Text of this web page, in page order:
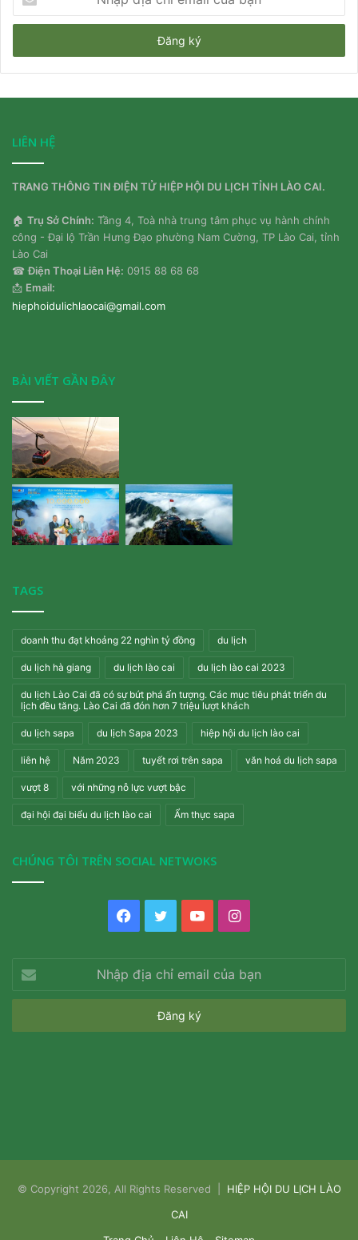
địa
chỉ
của
bạn
LIÊN HỆ
TRANG THÔNG TIN ĐIỆN TỬ HIỆP HỘI DU LỊCH TỈNH LÀO CAI.
🏠 Trụ Sở Chính: Tầng 4, Toà nhà trung tâm phục vụ hành chính
công - Đại lộ Trần Hưng Đạo phường Nam Cường, TP Lào Cai, tỉnh
Lào Cai
☎Điện Thoại Liên Hệ: 0915 88 68 68
📩 Email:
hiephoidulichlaocai@gmail.com
BÀI VIẾT GẦN ĐÂY
TAGS
doanh thu đạt khoảng 22 nghìn tỷ đồng du lịch
du lịch hà giang du lịch lào cai du lịch lào cai 2023
du lịch Lào Cai đã có sự bứt phá ấn tượng. Các mục tiêu phát triển du
lịch đều tăng. Lào Cai đã đón hơn 7 triệu lượt khách
du lịch sapa du lịch Sapa 2023 hiệp hội du lịch lào cai
liên hệ Năm 2023 tuyết rơi trên sapa văn hoá du lịch sapa
vượt 8 với những nỗ lực vượt bậc
đại hội đại biểu du lịch lào cai Ẩm thực sapa
CHÚNG TÔI TRÊN SOCIAL NETWOKS
Facebook
TwitterYouTubeInstagram
địa
chỉ
của
© Copyright 2026, All Rights Reserved | HIỆP HỘI DU LỊCH LÀO
CAI